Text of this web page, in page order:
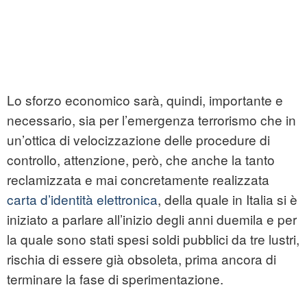
Lo sforzo economico sarà, quindi, importante e
necessario, sia per l’emergenza terrorismo che in
un’ottica di velocizzazione delle procedure di
controllo, attenzione, però, che anche la tanto
reclamizzata e mai concretamente realizzata
carta d’identità elettronica, della quale in Italia si è
iniziato a parlare all’inizio degli anni duemila e per
la quale sono stati spesi soldi pubblici da tre lustri,
rischia di essere già obsoleta, prima ancora di
terminare la fase di sperimentazione.